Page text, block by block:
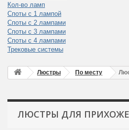
Кол-во ламп
Споты с 1 лампой
Споты с 2 лампами
Споты с 3 лампами
Споты с 4 лампами
Трековые системы
Люстры По месту
ЛЮСТРЫ ДЛЯ